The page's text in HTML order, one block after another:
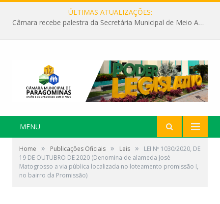
ÚLTIMAS ATUALIZAÇÕES:
Câmara recebe palestra da Secretária Municipal de Meio Ambiente sobre as ações da “SEMANA DO MEIO AMBIENTE”
MENU
Home » Publicações Oficiais » Leis »
LEI Nº 1030/2020, DE
19 DE OUTUBRO DE 2020 (Denomina de alameda José
Matogrosso a via pública localizada no loteamento promissão I,
no bairro da Promissão)